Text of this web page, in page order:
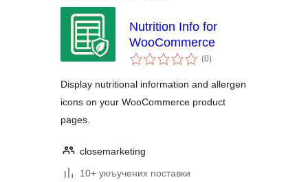
Nutrition Info for
WooCommerce
(0укупних
оцена
)
Display nutritional information and allergen
icons on your WooCommerce product
pages.
closemarketing
10+ укључених поставки